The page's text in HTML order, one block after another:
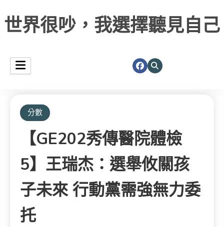
世界很吵，我選擇聽見自己
分數
【GE202秀傳醫院體檢
5】王瑞杰：選舉攸關孩
子未來 行動黨需強無力委
托